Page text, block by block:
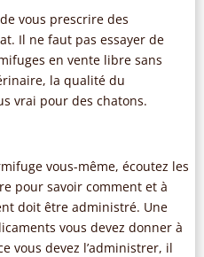
vous prescrire des
Il ne faut pas essayer de
en vente libre sans
la qualité du
vrai pour des chatons.
vous-même, écoutez les
pour savoir comment et à
doit être administré. Une
vous devez donner à
vous devez l’administrer, il